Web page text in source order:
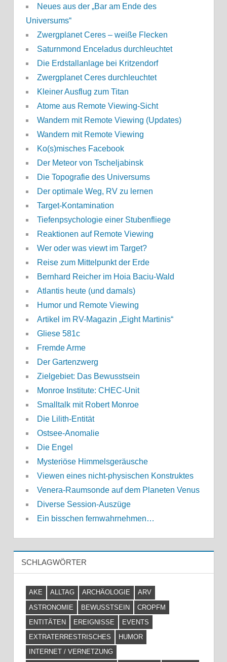
Neues aus der „Bar am Ende des
Universums“
Zwergplanet Ceres – weiße Flecken
Saturnmond Enceladus durchleuchtet
Die Erdstallanlage bei Kritzendorf
Zwergplanet Ceres durchleuchtet
Kleiner Ausflug zum Titan
Atome aus Remote Viewing-Sicht
Wandern mit Remote Viewing (Updates)
Wandern mit Remote Viewing
Ko(s)misches Facebook
Der Meteor von Tscheljabinsk
Die Topografie des Universums
Der optimale Weg, RV zu lernen
Target-Kontamination
Tiefenpsychologie einer Stubenfliege
Reaktionen auf Remote Viewing
Wer oder was viewt im Target?
Reise zum Mittelpunkt der Erde
Bernhard Reicher im Hoia Baciu-Wald
Atlantis heute (und damals)
Humor und Remote Viewing
Artikel im RV-Magazin „Eight Martinis“
Gliese 581c
Fremde Arme
Der Gartenzwerg
Zielgebiet: Das Bewusstsein
Monroe Institute: CHEC-Unit
Smalltalk mit Robert Monroe
Die Lilith-Entität
Ostsee-Anomalie
Die Engel
Mysteriöse Himmelsgeräusche
Viewen eines nicht-physischen Konstruktes
Venera-Raumsonde auf dem Planeten Venus
Diverse Session-Auszüge
Ein bisschen fernwahrnehmen…
SCHLAGWÖRTER
AKE ALLTAG ARCHÄOLOGIE
ARV
ASTRONOMIE
BEWUSSTSEIN
CROPFM
ENTITÄTEN
EREIGNISSE
EVENTS
EXTRATERRESTRISCHES
HUMOR
INTERNET / VERNETZUNG